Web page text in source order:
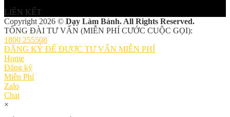
LIÊN KẾT
Copyright 2026 © Dạy Làm Bánh. All Rights Reserved.
TỔNG ĐÀI TƯ VẤN (MIỄN PHÍ CƯỚC CUỘC GỌI):
1800 255508
ĐĂNG KÝ ĐỂ ĐƯỢC TƯ VẤN MIỄN PHÍ
Home
Đăng ký
Miễn Phí
Zalo
Chat
×